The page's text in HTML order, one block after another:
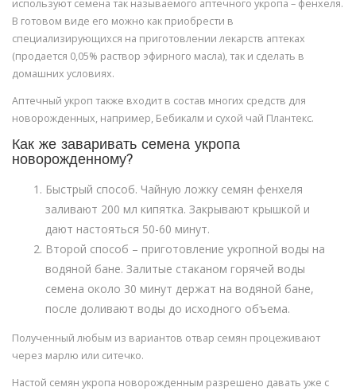
используют семена так называемого аптечного укропа – фенхеля.
В готовом виде его можно как приобрести в
специализирующихся на приготовлении лекарств аптеках
(продается 0,05% раствор эфирного масла), так и сделать в
домашних условиях.
Аптечный укроп также входит в состав многих средств для
новорожденных, например, Бебикалм и сухой чай Плантекс.
Как же заваривать семена укропа
новорожденному?
Быстрый способ. Чайную ложку семян фенхеля
заливают 200 мл кипятка. Закрывают крышкой и
дают настояться 50-60 минут.
Второй способ – приготовление укропной воды на
водяной бане. Залитые стаканом горячей воды
семена около 30 минут держат на водяной бане,
после доливают воды до исходного объема.
Полученный любым из вариантов отвар семян процеживают
через марлю или ситечко.
Настой семян укропа новорожденным разрешено давать уже с